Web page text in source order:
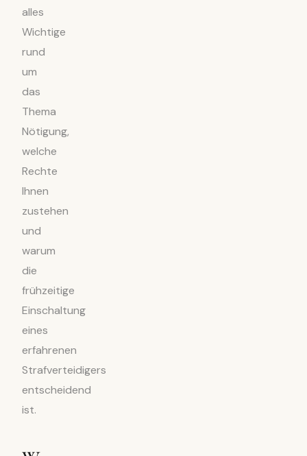
alles
Wichtige
rund
um
das
Thema
Nötigung,
welche
Rechte
Ihnen
zustehen
und
warum
die
frühzeitige
Einschaltung
eines
erfahrenen
Strafverteidigers
entscheidend
ist.